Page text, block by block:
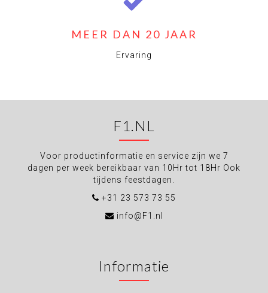
MEER DAN 20 JAAR
Ervaring
F1.NL
Voor productinformatie en service zijn we 7
dagen per week bereikbaar van 10Hr tot 18Hr Ook
tijdens feestdagen.
+31 23 573 73 55
info@F1.nl
Informatie